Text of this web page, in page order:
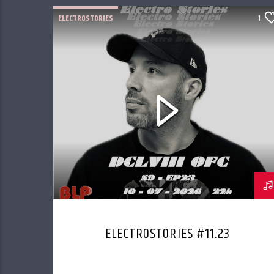
ELECTROSTORIES 1
ELECTROSTORIES #11.23